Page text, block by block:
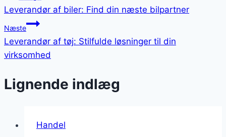
Leverandør af biler: Find din næste bilpartner
Næste
Leverandør af tøj: Stilfulde løsninger til din
virksomhed
Lignende indlæg
Handel